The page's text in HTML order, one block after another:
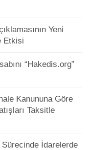
Yeni
Etkisi
“Hakedis.org”
Kanununa Göre
Taksitle
İdarelerde